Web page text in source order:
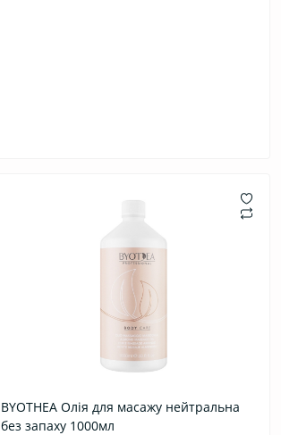
BYOTHEA Олія для масажу нейтральна
без запаху 1000мл